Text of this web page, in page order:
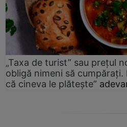
„Taxa de turist” sau prețul
obligă nimeni să
că cineva le plătește”